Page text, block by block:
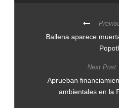
Ballena aparece
Next Post
Aprueban
ambientales en la